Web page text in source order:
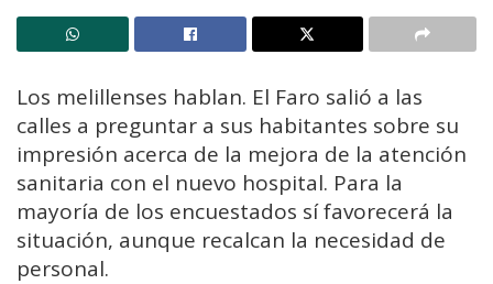
Los melillenses hablan. El Faro salió a las
calles a preguntar a sus habitantes sobre su
impresión acerca de la mejora de la atención
sanitaria con el nuevo hospital. Para la
mayoría de los encuestados sí favorecerá la
situación, aunque recalcan la necesidad de
personal.